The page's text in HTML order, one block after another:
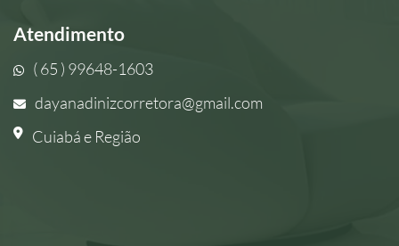
Atendimento
( 65 ) 99648-1603
dayanadinizcorretora@gmail.com
Cuiabá e Região